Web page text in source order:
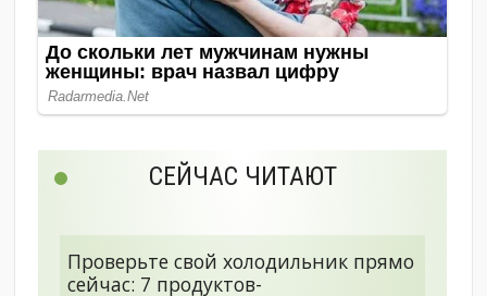
СЕЙЧАС ЧИТАЮТ
Проверьте свой холодильник прямо
сейчас: 7 продуктов-